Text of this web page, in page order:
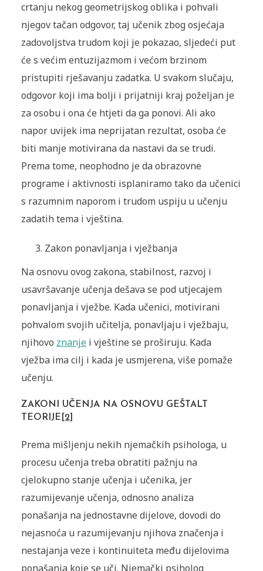
crtanju nekog geometrijskog oblika i pohvali
njegov tačan odgovor, taj učenik zbog osjećaja
zadovoljstva trudom koji je pokazao, sljedeći put
će s većim entuzijazmom i većom brzinom
pristupiti rješavanju zadatka. U svakom slučaju,
odgovor koji ima bolji i prijatniji kraj poželjan je
za osobu i ona će htjeti da ga ponovi. Ali ako
napor uvijek ima neprijatan rezultat, osoba će
biti manje motivirana da nastavi da se trudi.
Prema tome, neophodno je da obrazovne
programe i aktivnosti isplaniramo tako da učenici
s razumnim naporom i trudom uspiju u učenju
zadatih tema i vještina.
Zakon ponavljanja i vježbanja
Na osnovu ovog zakona, stabilnost, razvoj i
usavršavanje učenja dešava se pod utjecajem
ponavljanja i vježbe. Kada učenici, motivirani
pohvalom svojih učitelja, ponavljaju i vježbaju,
njihovo znanjei vještine se proširuju. Kada
vježba ima cilj i kada je usmjerena, više pomaže
učenju.
ZAKONI UČENJA NA OSNOVU GEŠTALT
TEORIJE [2]
Prema mišljenju nekih njemačkih psihologa, u
procesu učenja treba obratiti pažnju na
cjelokupno stanje učenja i učenika, jer
razumijevanje učenja, odnosno analiza
ponašanja na jednostavne dijelove, dovodi do
nejasnoća u razumijevanju njihova značenja i
nestajanja veze i kontinuiteta među dijelovima
ponašanja koje se uči. Njemački psiholog